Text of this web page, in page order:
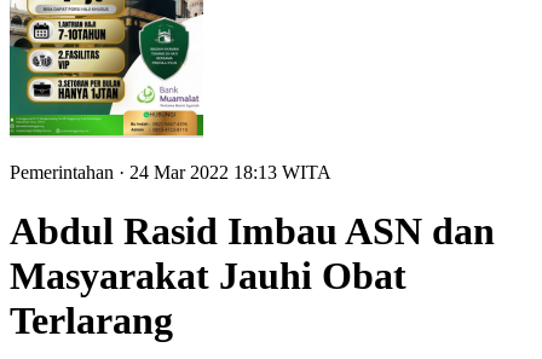
Pemerintahan · 24 Mar 2022 18:13 WITA
Abdul Rasid Imbau ASN dan
Masyarakat Jauhi Obat
Terlarang